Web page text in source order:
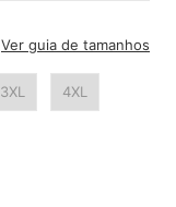
Ver guia de tamanhos
3XL 4XL